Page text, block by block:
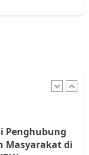
RT dan
Penghubung
Masyarakat di